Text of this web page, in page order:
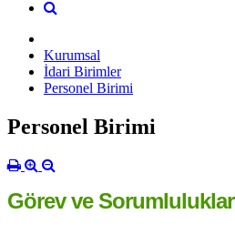
Kurumsal
İdari Birimler
Personel Birimi
Personel Birimi
Görev ve Sorumluluklar